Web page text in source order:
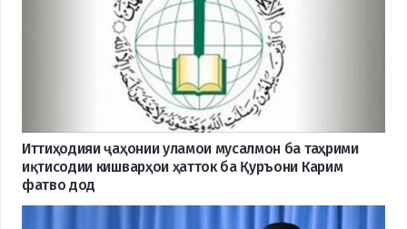
Иттиҳодияи ҷаҳонии уламои мусалмон ба таҳрими
иқтисодии кишварҳои ҳатток ба Қуръони Карим
фатво дод